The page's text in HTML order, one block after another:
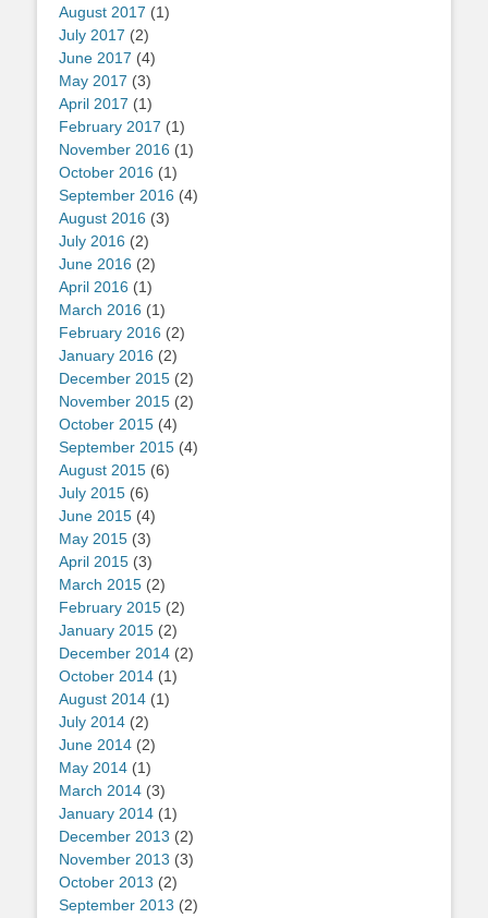
August 2017 (1)
July 2017 (2)
June 2017 (4)
May 2017 (3)
April 2017 (1)
February 2017 (1)
November 2016 (1)
October 2016 (1)
September 2016 (4)
August 2016 (3)
July 2016 (2)
June 2016 (2)
April 2016 (1)
March 2016 (1)
February 2016 (2)
January 2016 (2)
December 2015 (2)
November 2015 (2)
October 2015 (4)
September 2015 (4)
August 2015 (6)
July 2015 (6)
June 2015 (4)
May 2015 (3)
April 2015 (3)
March 2015 (2)
February 2015 (2)
January 2015 (2)
December 2014 (2)
October 2014 (1)
August 2014 (1)
July 2014 (2)
June 2014 (2)
May 2014 (1)
March 2014 (3)
January 2014 (1)
December 2013 (2)
November 2013 (3)
October 2013 (2)
September 2013 (2)